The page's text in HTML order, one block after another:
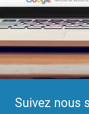
Suivez nous